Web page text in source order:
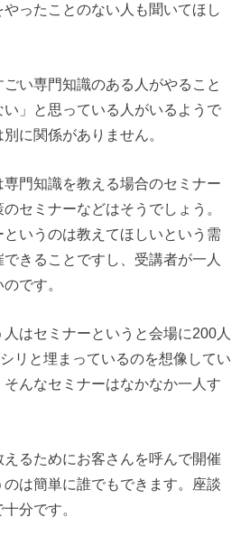
ったことのない人も聞いてほし
い専門知識のある人がやること
」と思っている人がいるようで
に関係がありません。
門知識を教える場合のセミナー
セミナーなどはそうでしょう。
いうのは教えてほしいという需
きることですし、受講者が一人
です。
はセミナーというと会場に200人
リと埋まっているのを想像してい
んなセミナーはなかなか一人す
るためにお客さんを呼んで開催
は簡単に誰でもできます。座談
分です。